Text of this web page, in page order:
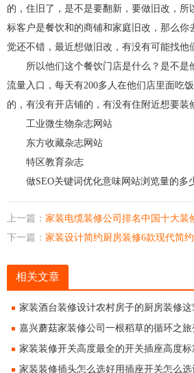
的，住旧了，是不是要翻新，要做旧改，所
标客户是餐饮和的商铺和家庭旧改，那么你
觉还不错，最近想做旧改，有没有可能找他
所以他们这个餐饮门店是什么？是不是
流量入口，每天有200多人在他们店里面吃
的，有没有开店铺的，有没有住附近想要装
工业微生物杂志网站
东方收藏杂志网站
特区教育杂志
做SEO关键词优化意味网站浏览量的多
上一篇： 家装电缆装修公司排名中国十大装
下一篇： 家装设计简约厨房装修6款现代简
相关文章
家装酒台装修设计农村房子的厨房装修这
嘉兴蘑菇家装修公司一根稻草的循环之旅
家装装修开关高度最全的开关插座高度标
家装装修插头怎么选好用插座开关怎么选